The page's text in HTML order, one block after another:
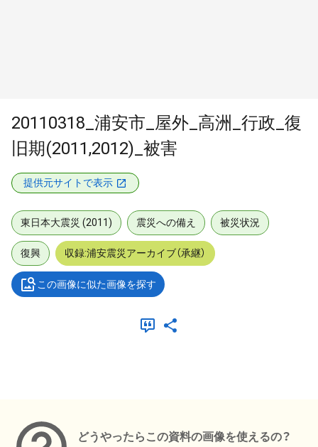
20110318_浦安市_屋外_高洲_行政_復
旧期(2011,2012)_被害
提供元サイトで表示
東日本大震災 (2011) 震災への備え 被災状況
復興 収録:浦安震災アーカイブ（承継）
この画像に似た画像を探す
どうやったらこの資料の画像を使えるの？